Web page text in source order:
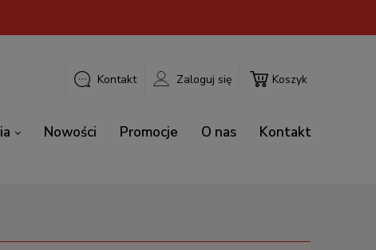
Koszyk
Kontakt Zaloguj się
Nowości Promocje O nas
Kontakt